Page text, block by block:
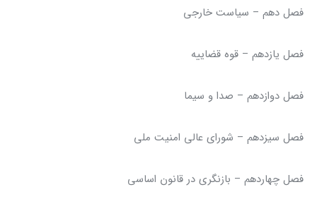
فصل دهم – سیاست خارجی
فصل یازدهم – قوه قضاییه
فصل دوازدهم – صدا و سیما
فصل سیزدهم – شورای عالی امنیت ملی
فصل چهاردهم – بازنگری در قانون اساسی